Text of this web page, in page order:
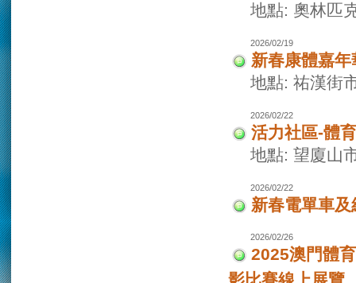
地點: 奧林匹
2026/02/19
新春康體嘉年
地點: 祐漢街
2026/02/22
活力社區-體
地點: 望廈山
2026/02/22
新春電單車
2026/02/26
2025澳門體